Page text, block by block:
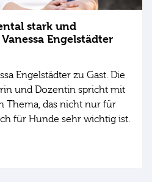
stark und
Engelstädter
Engelstädter zu Gast. Die
und Dozentin spricht mit
Thema, das nicht nur für
für Hunde sehr wichtig ist.